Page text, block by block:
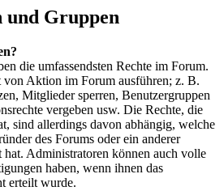
und Gruppen
die umfassendsten Rechte im Forum.
von Aktion im Forum ausführen; z. B.
Mitglieder sperren, Benutzergruppen
vergeben usw. Die Rechte, die
sind allerdings davon abhängig, welche
des Forums oder ein anderer
Administratoren können auch volle
haben, wenn ihnen das
erteilt wurde.